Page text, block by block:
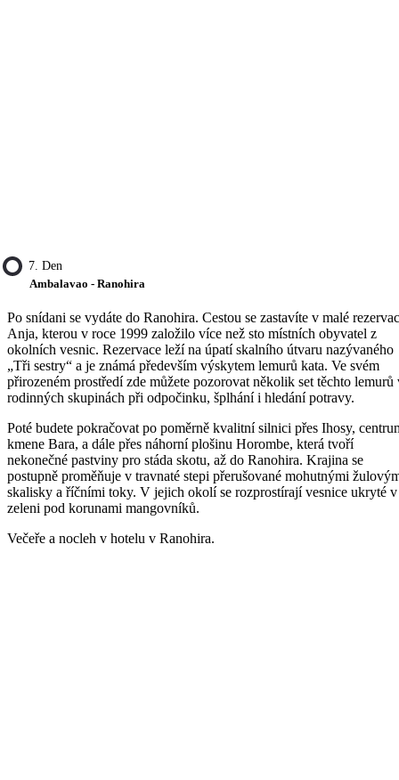
7. Den
Ambalavao - Ranohira
Po snídani se vydáte do Ranohira. Cestou se zastavíte v malé
Anja, kterou v roce 1999 založilo více než sto místních obyvatel z
okolních vesnic. Rezervace leží na úpatí skalního útvaru nazývaného
„Tři sestry“ a je známá především výskytem lemurů kata. Ve svém
přirozeném prostředí zde můžete pozorovat několik set těchto lemurů
rodinných skupinách při odpočinku, šplhání i hledání potravy.
Poté budete pokračovat po poměrně kvalitní silnici přes Ihosy,
kmene Bara, a dále přes náhorní plošinu Horombe, která tvoří
nekonečné pastviny pro stáda skotu, až do Ranohira. Krajina se
postupně proměňuje v travnaté stepi přerušované mohutnými
skalisky a říčními toky. V jejich okolí se rozprostírají vesnice ukryté v
zeleni pod korunami mangovníků.
Večeře a nocleh v hotelu v Ranohira.